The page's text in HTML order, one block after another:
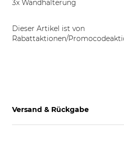
3x Wandhalterung
Dieser Artikel ist von
Rabattaktionen/
Versand & Rückgabe